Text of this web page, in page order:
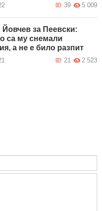
5 009
39
Йовчев за Пеевски:
са му снемали
а не е било разпит
2 523
21